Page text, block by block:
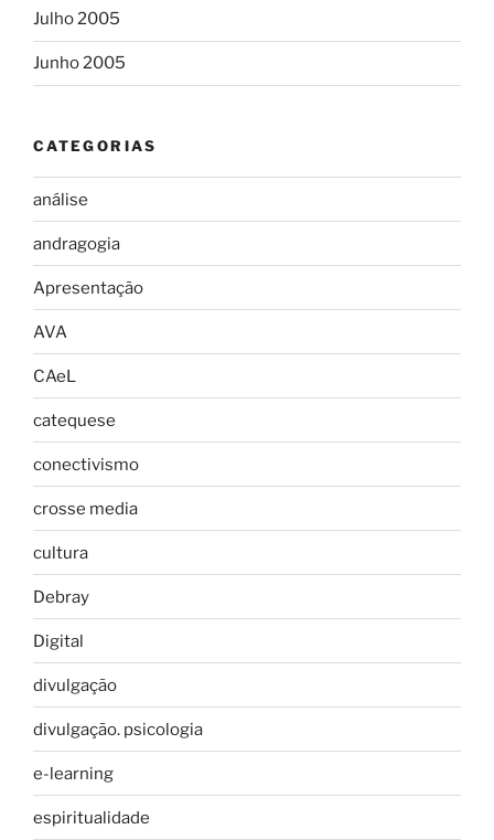
Julho 2005
Junho 2005
CATEGORIAS
análise
andragogia
Apresentação
AVA
CAeL
catequese
conectivismo
crosse media
cultura
Debray
Digital
divulgação
divulgação. psicologia
e-learning
espiritualidade